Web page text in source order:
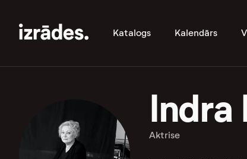
Katalogs Kalendārs
Indra
Aktrise